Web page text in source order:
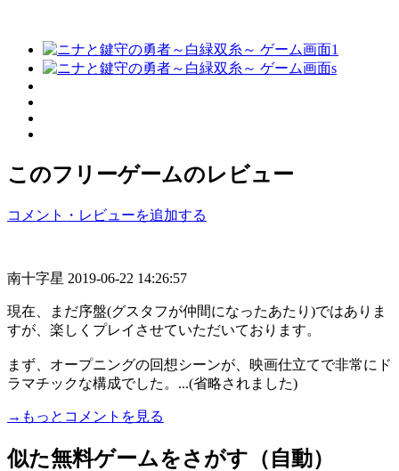
このフリーゲームのレビュー
コメント・レビューを追加する
南十字星 2019-06-22 14:26:57
現在、まだ序盤(グスタフが仲間になったあたり)ではありま
すが、楽しくプレイさせていただいております。
まず、オープニングの回想シーンが、映画仕立てで非常にド
ラマチックな構成でした。...(省略されました)
→もっとコメントを見る
似た無料ゲームをさがす（自動）